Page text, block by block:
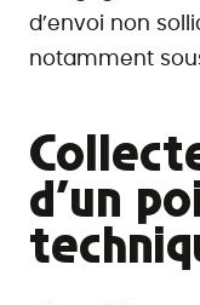
d’envoi non
notamment
d’un